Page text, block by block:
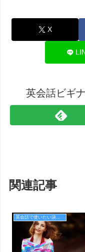
X
英会話ビギ
関連記事
英会話で使いたい決め台詞